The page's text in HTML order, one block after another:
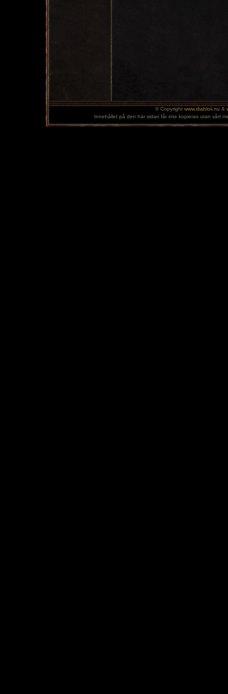
© Copyright www.diabloii.nu &
Innehållet på den här sidan får inte kopieras utan vårt